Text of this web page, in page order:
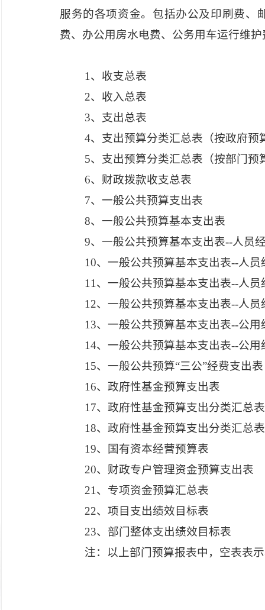
服务的各项资金。包括办公及印刷费、
费、办公用房水电费、公务用车运行维
1、收支总表
2、收入总表
3、支出总表
4、支出预算分类汇总表（按政府预
5、支出预算分类汇总表（按部门预
6、财政拨款收支总表
7、一般公共预算支出表
8、一般公共预算基本支出表
9、一般公共预算基本支出表--人员
10、一般公共预算基本支出表--人
11、一般公共预算基本支出表--人
12、一般公共预算基本支出表--人
13、一般公共预算基本支出表--公
14、一般公共预算基本支出表--公
15、一般公共预算“三公”经费支出表
16、政府性基金预算支出表
17、政府性基金预算支出分类汇总
18、政府性基金预算支出分类汇总
19、国有资本经营预算表
20、财政专户管理资金预算支出表
21、专项资金预算汇总表
22、项目支出绩效目标表
23、部门整体支出绩效目标表
注：以上部门预算报表中，空表表